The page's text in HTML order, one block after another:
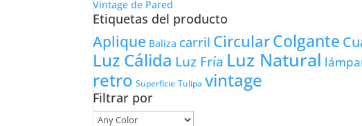
Vintage de Pared
Etiquetas del producto
Aplique Baliza carril CircularColgante
Luz Cálida Luz Fría Luz Natural
retro Superficie Tulipa vintage
Filtrar por